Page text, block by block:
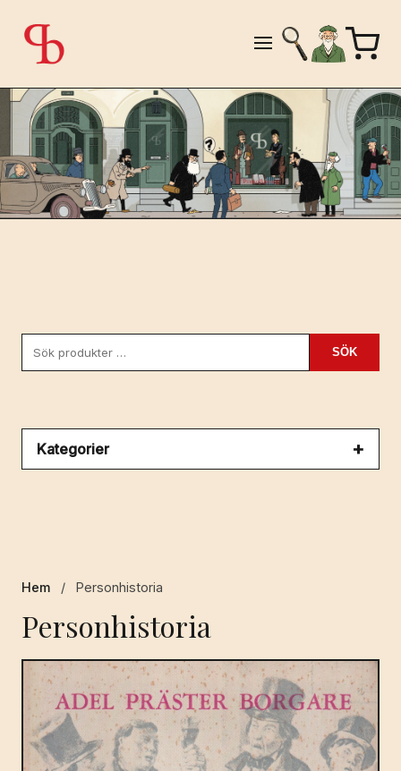
SÖK
Kategorier
Hem / Personhistoria
Personhistoria